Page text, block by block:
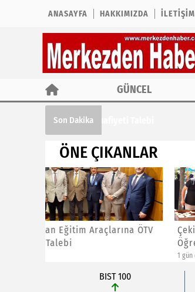
ANASAYFA HAKKIMIZDA İLETIŞIM
GÜNCEL
Son Dakika
ÖNE ÇIKANLAR
Çekimder'den Yaz Kur'an Kursu
Öğrencilerine Özel Etkinlik
BIST 100